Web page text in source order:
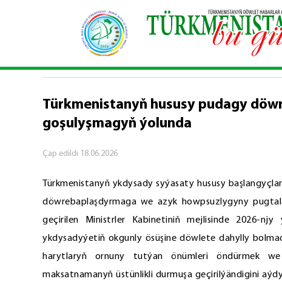
Baş sahypa \ Teswirlemeler \ Türkmenistanyň
TESWIRLEMELER
Türkmenistanyň hususy pudagy
goşulyşmagyň ýolunda
Çap edildi 18.06.2026
Türkmenistanyň ykdysady syýasaty hususy
döwrebaplaşdyrmaga we azyk howpsuzlygyny
geçirilen Ministrler Kabinetiniň mejlisinde 2026-
ykdysadyýetiň okgunly ösüşine döwlete dahylly
harytlaryň ornuny tutýan önümleri öndürmek
maksatnamanyň üstünlikli durmuşa geçirilýändigini